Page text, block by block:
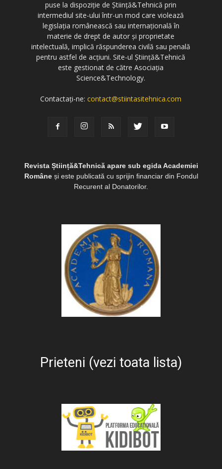
puse la dispoziție de Știință&Tehnică prin
intermediul site-ului într-un mod care violează
legislația românească sau internațională în
materie de drept de autor și proprietate
intelectuală, implică răspunderea civilă sau penală
pentru astfel de acțiuni. Site-ul Știință&Tehnică
este gestionat de către Asociația
Science&Technology.
Contactați-ne:contact@stiintasitehnica.com
Revista Știință&Tehnică apare sub egida Academiei
Româneși este publicată cu sprijin financiar din Fondul
Recurent al Donatorilor.
Prieteni (vezi toata lista)